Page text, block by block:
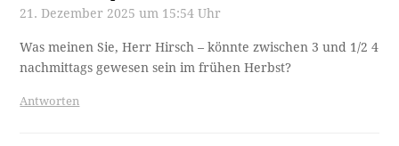
21. Dezember 2025 um 15:54 Uhr
Was meinen Sie, Herr Hirsch – könnte zwischen 3 und 1/2 4
nachmittags gewesen sein im frühen Herbst?
Antworten